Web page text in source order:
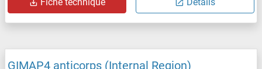
GIMAP4 anticorps (Internal Region)